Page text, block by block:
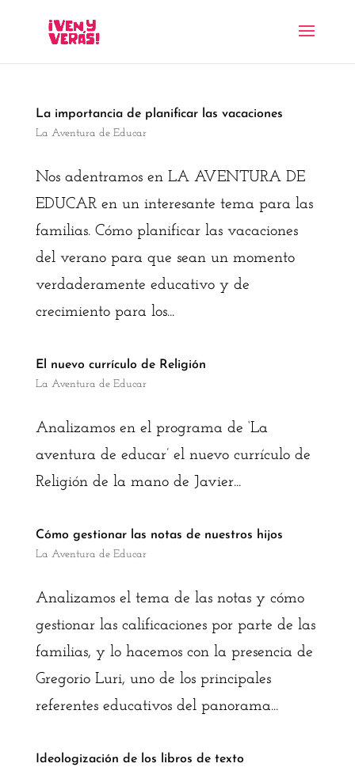
La importancia de planificar las vacaciones
La Aventura de Educar
Nos adentramos en LA AVENTURA DE
EDUCAR en un interesante tema para las
familias. Cómo planificar las vacaciones
del verano para que sean un momento
verdaderamente educativo y de
crecimiento para los...
El nuevo currículo de Religión
La Aventura de Educar
Analizamos en el programa de ‘La
aventura de educar’ el nuevo currículo de
Religión de la mano de Javier...
Cómo gestionar las notas de nuestros hijos
La Aventura de Educar
Analizamos el tema de las notas y cómo
gestionar las calificaciones por parte de las
familias, y lo hacemos con la presencia de
Gregorio Luri, uno de los principales
referentes educativos del panorama...
Ideologización de los libros de texto